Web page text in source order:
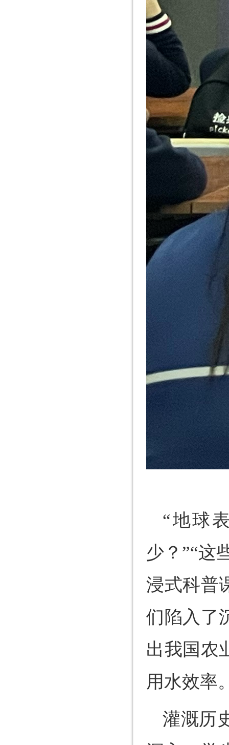
“地球
少？”“这
浸式科普
们陷入了
出我国农
用水效率
灌溉历